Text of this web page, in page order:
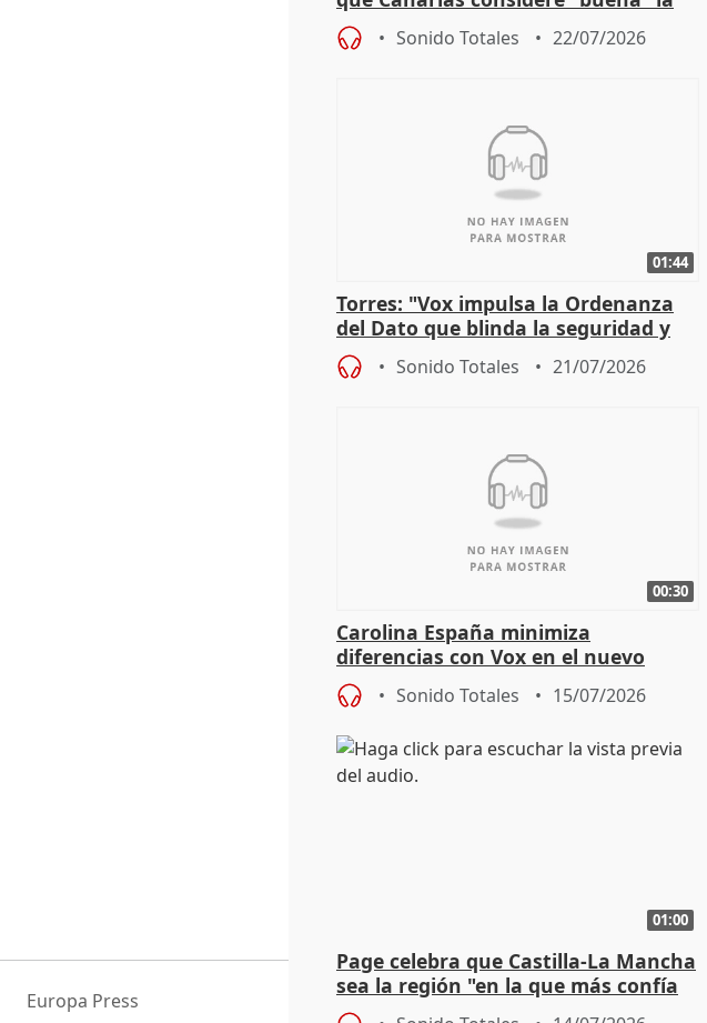
Europa Press
propuesta del CPFF
Sonido Totales 22/07/2026
01:44
Torres: "Vox impulsa la Ordenanza
del Dato que blinda la seguridad y
los derechos ante al control"
Sonido Totales 21/07/2026
00:30
Carolina España minimiza
diferencias con Vox en el nuevo
Gobierno: "Lo importante es que sea
una legSonido Totales 15/07/2026
01:00
Page celebra que Castilla-La Mancha
sea la región "en la que más confía
el empresariado"